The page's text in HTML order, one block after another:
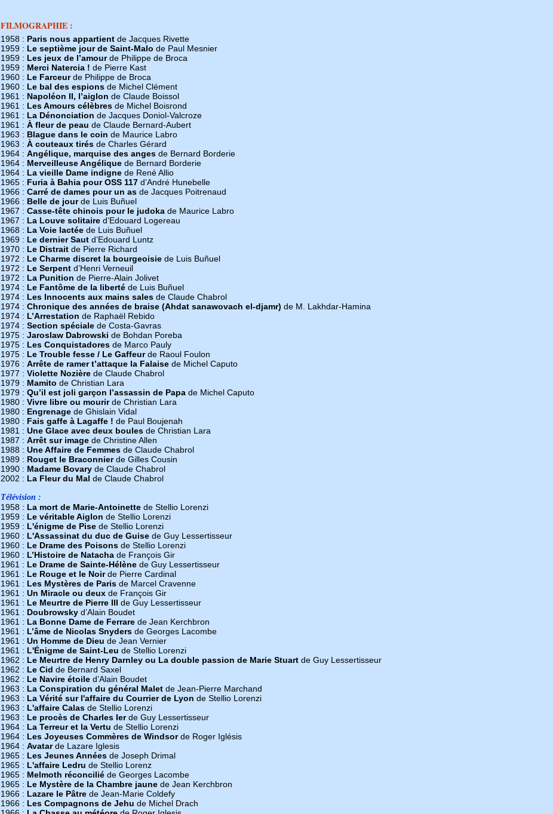
FILMOGRAPHIE :
1958 : Paris nous appartient de Jacques Rivette
1959 : Le septième jour de Saint-Malo de Paul Mesnier
1959 : Les jeux de l’amourde Philippe de Broca
1959 : Merci Natercia ! de Pierre Kast
1960 : Le Farceurde Philippe de Broca
1960 : Le bal des espions de Michel Clément
1961 : Napoléon II, l’aiglon de Claude Boissol
1961 : Les Amours célèbres de Michel Boisrond
1961 : La Dénonciation de Jacques Doniol-Valcroze
1961 : À fleur de peau de Claude Bernard-Aubert
1963 : Blague dans le coin de Maurice Labro
1963 : À couteaux tirés de Charles Gérard
1964 : Angélique, marquise des anges de Bernard Borderie
1964 : Merveilleuse Angélique de Bernard Borderie
1964 : La vieille Dame indigne de René Allio
1965 : Furia à Bahia pour OSS 117 d’André Hunebelle
1966 : Carré de dames pour un as de Jacques Poitrenaud
1966 : Belle de jourde Luis Buñuel
1967 : Casse-tête chinois pour le judoka de Maurice Labro
1967 : La Louve solitaire d’Edouard Logereau
1968 : La Voie lactée de Luis Buñuel
1969 : Le dernier Saut d’Edouard Luntz
1970 : Le Distrait de Pierre Richard
1972 : Le Charme discret la bourgeoisie de Luis Buñuel
1972 : Le Serpent d’Henri Verneuil
1972 : La Punition de Pierre-Alain Jolivet
1974 : Le Fantôme de la liberté de Luis Buñuel
1974 : Les Innocents aux mains sales de Claude Chabrol
1974 : Chronique des années de braise (Ahdat sanawovach el-djamr) de M. Lakhdar-Hamina
1974 : L’Arrestation de Raphaël Rebido
1974 : Section spéciale de Costa-Gavras
1975 : Jaroslaw Dabrowski de Bohdan Poreba
1975 : Les Conquistadores de Marco Pauly
1975 : Le Trouble fesse / Le Gaffeurde Raoul Foulon
1976 : Arrête de ramer t’attaque la Falaise de Michel Caputo
1977 : Violette Nozière de Claude Chabrol
1979 : Mamito de Christian Lara
1979 : Qu’il est joli garçon l’assassin de Papa de Michel Caputo
1980 : Vivre libre ou mourirde Christian Lara
1980 : Engrenage de Ghislain Vidal
1980 : Fais gaffe à Lagaffe ! de Paul Boujenah
1981 : Une Glace avec deux boules de Christian Lara
1987 : Arrêt sur image de Christine Allen
1988 : Une Affaire de Femmes de Claude Chabrol
1989 : Rouget le Braconnierde Gilles Cousin
1990 : Madame Bovary de Claude Chabrol
2002 : La Fleur du Mal de Claude Chabrol
Télévision :
1958 : La mort de Marie-Antoinette de Stellio Lorenzi
1959 : Le véritable Aiglon de Stellio Lorenzi
1959 : L'énigme de Pise de Stellio Lorenzi
1960 : L'Assassinat du duc de Guise de Guy Lessertisseur
1960 : Le Drame des Poisons de Stellio Lorenzi
1960 : L’Histoire de Natacha de François Gir
1961 : Le Drame de Sainte-Hélène de Guy Lessertisseur
1961 : Le Rouge et le Noirde Pierre Cardinal
1961 : Les Mystères de Paris de Marcel Cravenne
1961 : Un Miracle ou deux de François Gir
1961 : Le Meurtre de Pierre III de Guy Lessertisseur
1961 : Doubrowsky d’Alain Boudet
1961 : La Bonne Dame de Ferrare de Jean Kerchbron
1961 : L’âme de Nicolas Snyders de Georges Lacombe
1961 : Un Homme de Dieu de Jean Vernier
1961 : L'Énigme de Saint-Leu de Stellio Lorenzi
1962 : Le Meurtre de Henry Darnley ou La double passion de Marie Stuart de Guy Lessertisseur
1962 : Le Cid de Bernard Saxel
1962 : Le Navire étoile d’Alain Boudet
1963 : La Conspiration du général Malet de Jean-Pierre Marchand
1963 : La Vérité sur l'affaire du Courrier de Lyon de Stellio Lorenzi
1963 : L'affaire Calas de Stellio Lorenzi
1963 : Le procès de Charles Ierde Guy Lessertisseur
1964 : La Terreur et la Vertu de Stellio Lorenzi
1964 : Les Joyeuses Commères de Windsorde Roger Iglésis
1964 : Avatarde Lazare Iglesis
1965 : Les Jeunes Années de Joseph Drimal
1965 : L'affaire Ledru de Stellio Lorenz
1965 : Melmoth réconcilié de Georges Lacombe
1965 : Le Mystère de la Chambre jaune de Jean Kerchbron
1966 : Lazare le Pâtre de Jean-Marie Coldefy
1966 : Les Compagnons de Jehu de Michel Drach